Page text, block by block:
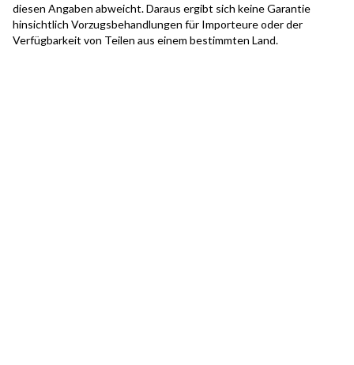
diesen Angaben abweicht. Daraus ergibt sich keine Garantie
hinsichtlich Vorzugsbehandlungen für Importeure oder der
Verfügbarkeit von Teilen aus einem bestimmten Land.